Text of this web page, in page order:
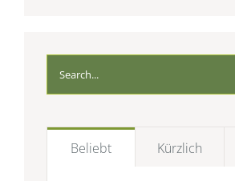
nach:
Beliebt Kürzlich